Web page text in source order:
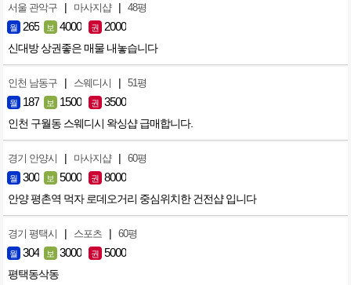
서울 관악구 | 마사지샵 | 48평
월 265 보 4000 권 2000
신대방 상권좋은 매물 내놓습니다
인천 남동구 | 스웨디시 | 51평
월 187 보 1500 권 3500
인천 구월동 스웨디시 왁싱샵 급매합니다.
경기 안양시 | 마사지샵 | 60평
월 300 보 5000 권 8000
안양 평촌역 먹자 로데오거리 중심위치한 건전샵 입니다
경기 평택시 | 스포츠 | 60평
월 304 보 3000 권 5000
평택동삭동